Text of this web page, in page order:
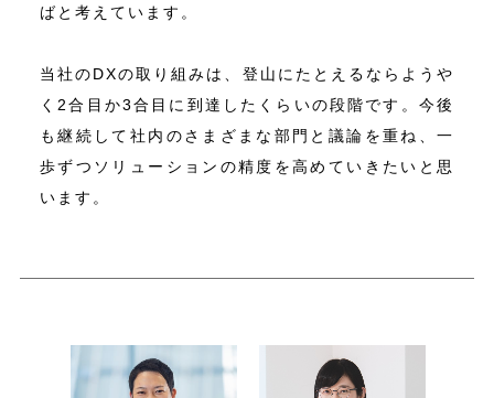
ばと考えています。
当社のDXの取り組みは、登山にたとえるならようや
く2合目か3合目に到達したくらいの段階です。今後
も継続して社内のさまざまな部門と議論を重ね、一
歩ずつソリューションの精度を高めていきたいと思
います。